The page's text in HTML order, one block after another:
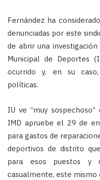
Fernández ha
denunciadas por este
de abrir una
Municipal de Deportes
ocurrido y, en su caso,
políticas.
IU ve “muy
IMD apruebe el 29 de
para gastos de
deportivos de distrito
para esos puestos y
casualmente, este mismo